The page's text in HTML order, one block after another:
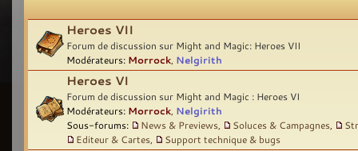
Heroes VII
Forum de discussion sur Might and Magic: Heroes VII
Modérateurs: Morrock Nelgirith
Heroes VI
Forum de discussion sur Might and Magic : Heroes VI
Modérateurs: Morrock Nelgirith
Sous-forums:
News & Previews Soluces & Campagnes
Editeur & Cartes
Support technique & bugs